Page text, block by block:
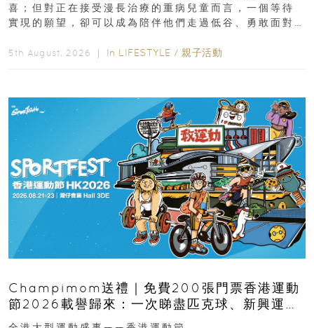
喜；但對正在接受漫長治療的重病兒童而言，一個等待
實現的願望，卻可以成為陪伴他們走過低谷、勇敢面對
5th August, 2026 ｜ In LIFESTYLE / 親子活動
Champimom送禮｜免費200張門票香港運動
節2026載譽歸來：一次睇盡匹克球、新興運
動、街舞比賽＋逾百運動品牌展覽